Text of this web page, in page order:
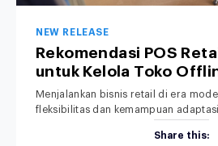
NEW RELEASE
Rekomendasi POS
untuk Kelola Toko
hingga Bisnis Hybrid
Menjalankan bisnis retail di era
fleksibilitas dan kemampuan
adalah POS retail terbaik untuk
Share this: